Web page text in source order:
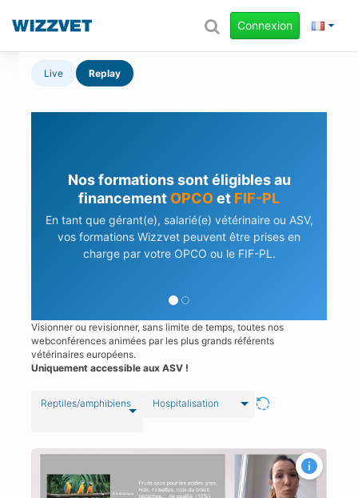
Connexion
Live Replay
Nos formations sont éligibles au
financement OPCOet FIF-PL
En tant que gérant(e), salarié(e) vétérinaire ou ASV,
vos formations Wizzvet peuvent être prises en
charge par votre OPCO ou le FIF-PL.
Visionner ou revisionner, sans limite de temps, toutes nos
webconférences animées par les plus grands référents
vétérinaires européens.
Uniquement accessible aux ASV !
Reptiles/amphibiens Hospitalisation